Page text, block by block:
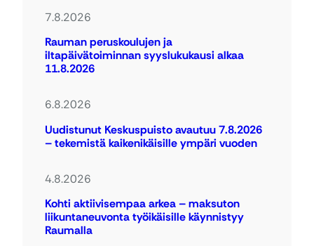
7.8.2026
Rauman peruskoulujen ja
iltapäivätoiminnan syyslukukausi alkaa
11.8.2026
6.8.2026
Uudistunut Keskuspuisto avautuu 7.8.2026
– tekemistä kaikenikäisille ympäri vuoden
4.8.2026
Kohti aktiivisempaa arkea – maksuton
liikuntaneuvonta työikäisille käynnistyy
Raumalla